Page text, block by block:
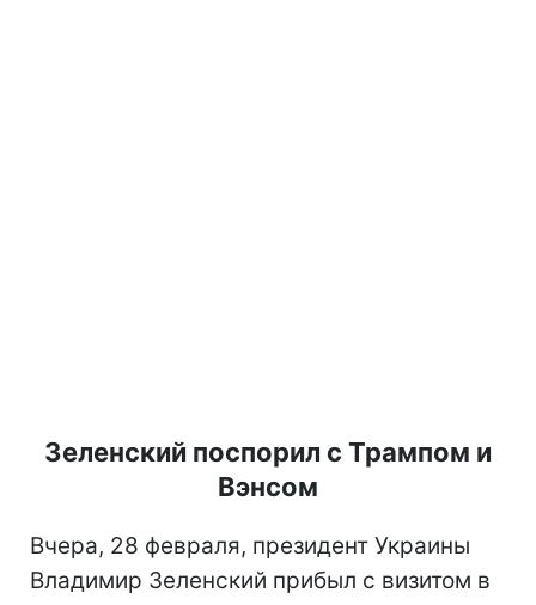
Зеленский поспорил с Трампом и
Вэнсом
Вчера, 28 февраля, президент Украины
Владимир Зеленский прибыл с визитом в